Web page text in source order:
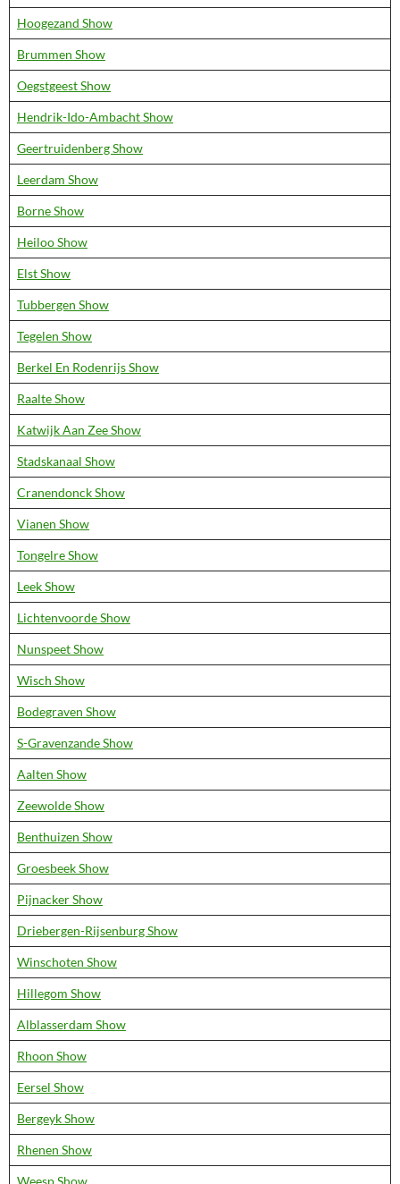
Hoogezand Show
Brummen Show
Oegstgeest Show
Hendrik-Ido-Ambacht Show
Geertruidenberg Show
Leerdam Show
Borne Show
Heiloo Show
Elst Show
Tubbergen Show
Tegelen Show
Berkel En Rodenrijs Show
Raalte Show
Katwijk Aan Zee Show
Stadskanaal Show
Cranendonck Show
Vianen Show
Tongelre Show
Leek Show
Lichtenvoorde Show
Nunspeet Show
Wisch Show
Bodegraven Show
S-Gravenzande Show
Aalten Show
Zeewolde Show
Benthuizen Show
Groesbeek Show
Pijnacker Show
Driebergen-Rijsenburg Show
Winschoten Show
Hillegom Show
Alblasserdam Show
Rhoon Show
Eersel Show
Bergeyk Show
Rhenen Show
Weesp Show